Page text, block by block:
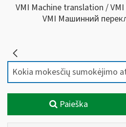
VMI Machine translation /
VMI Машинний
Paieška